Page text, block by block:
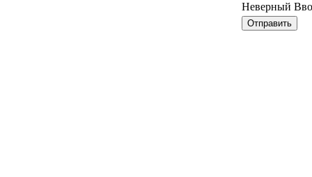
Неверный